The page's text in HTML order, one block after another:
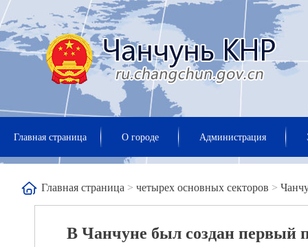
Главная страница О городе Администрация
Главная страница > четырех основных секторов >
В Чанчуне был создан первый